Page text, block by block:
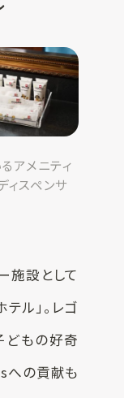
アメニティ
ィスペンサ
施設として
ル」。レゴ
どもの好奇
への貢献も